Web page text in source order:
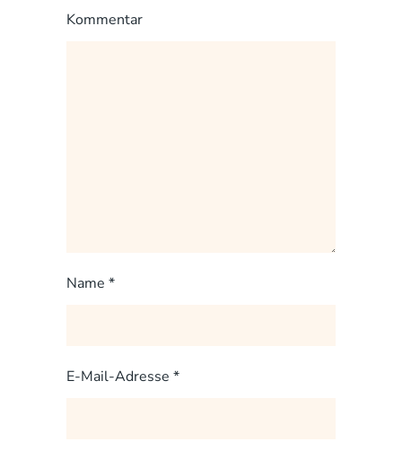
Kommentar
Name *
E-Mail-Adresse *